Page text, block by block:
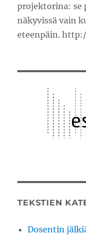
projektorina: se
näkyvissä vain
eteenpäin.
TEKSTIEN
Dosentin